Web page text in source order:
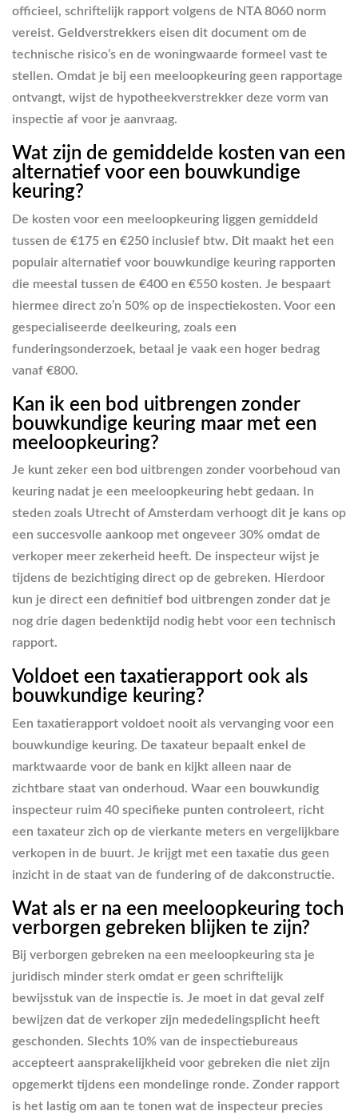
officieel, schriftelijk rapport volgens de NTA 8060 norm
vereist. Geldverstrekkers eisen dit document om de
technische risico’s en de woningwaarde formeel vast te
stellen. Omdat je bij een meeloopkeuring geen rapportage
ontvangt, wijst de hypotheekverstrekker deze vorm van
inspectie af voor je aanvraag.
Wat zijn de gemiddelde kosten van een
alternatief voor een bouwkundige
keuring?
De kosten voor een meeloopkeuring liggen gemiddeld
tussen de €175 en €250 inclusief btw. Dit maakt het een
populair alternatief voor bouwkundige keuring rapporten
die meestal tussen de €400 en €550 kosten. Je bespaart
hiermee direct zo’n 50% op de inspectiekosten. Voor een
gespecialiseerde deelkeuring, zoals een
funderingsonderzoek, betaal je vaak een hoger bedrag
vanaf €800.
Kan ik een bod uitbrengen zonder
bouwkundige keuring maar met een
meeloopkeuring?
Je kunt zeker een bod uitbrengen zonder voorbehoud van
keuring nadat je een meeloopkeuring hebt gedaan. In
steden zoals Utrecht of Amsterdam verhoogt dit je kans op
een succesvolle aankoop met ongeveer 30% omdat de
verkoper meer zekerheid heeft. De inspecteur wijst je
tijdens de bezichtiging direct op de gebreken. Hierdoor
kun je direct een definitief bod uitbrengen zonder dat je
nog drie dagen bedenktijd nodig hebt voor een technisch
rapport.
Voldoet een taxatierapport ook als
bouwkundige keuring?
Een taxatierapport voldoet nooit als vervanging voor een
bouwkundige keuring. De taxateur bepaalt enkel de
marktwaarde voor de bank en kijkt alleen naar de
zichtbare staat van onderhoud. Waar een bouwkundig
inspecteur ruim 40 specifieke punten controleert, richt
een taxateur zich op de vierkante meters en vergelijkbare
verkopen in de buurt. Je krijgt met een taxatie dus geen
inzicht in de staat van de fundering of de dakconstructie.
Wat als er na een meeloopkeuring toch
verborgen gebreken blijken te zijn?
Bij verborgen gebreken na een meeloopkeuring sta je
juridisch minder sterk omdat er geen schriftelijk
bewijsstuk van de inspectie is. Je moet in dat geval zelf
bewijzen dat de verkoper zijn mededelingsplicht heeft
geschonden. Slechts 10% van de inspectiebureaus
accepteert aansprakelijkheid voor gebreken die niet zijn
opgemerkt tijdens een mondelinge ronde. Zonder rapport
is het lastig om aan te tonen wat de inspecteur precies